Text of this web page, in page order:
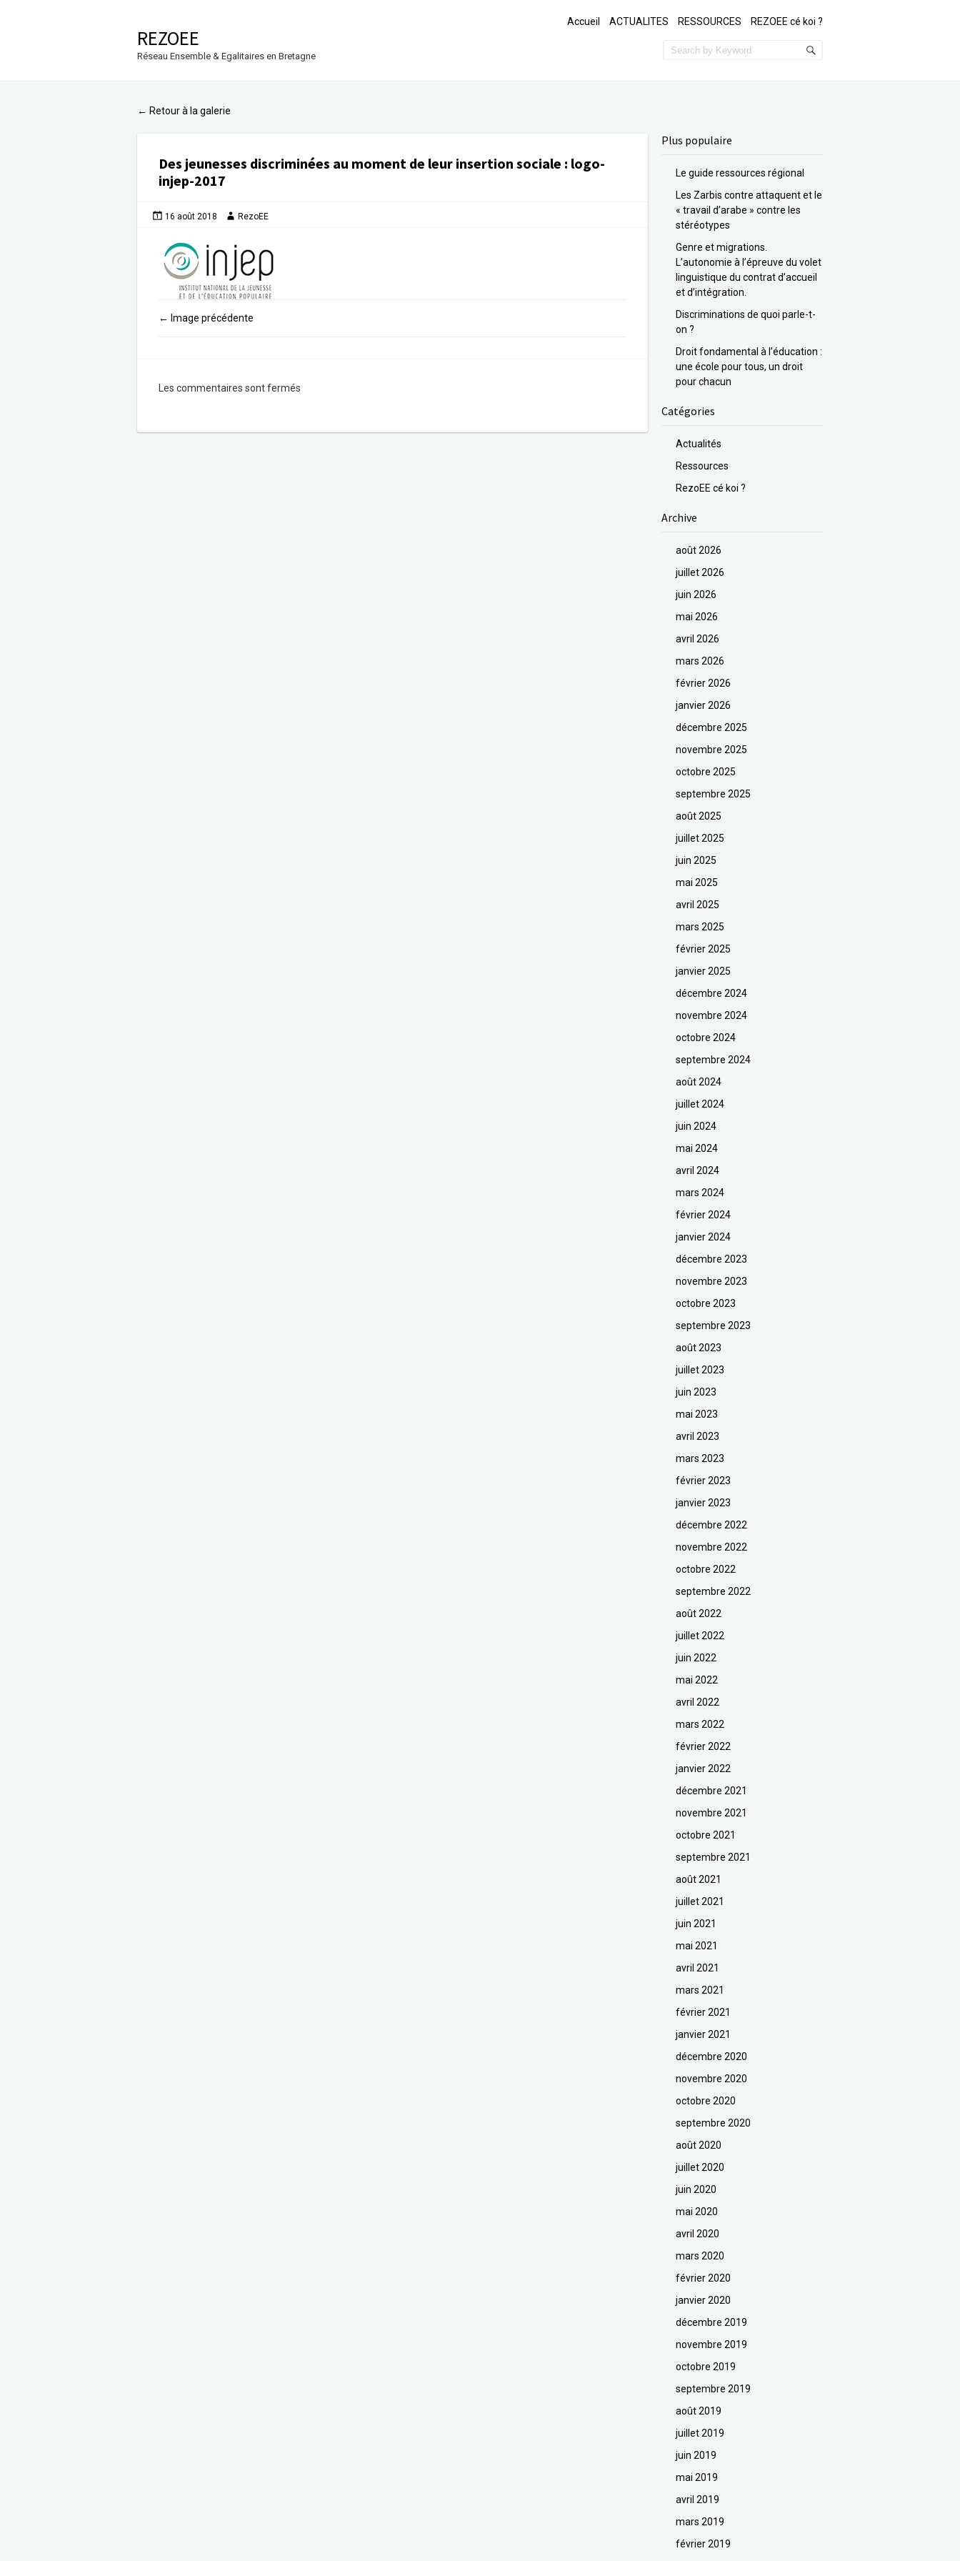
REZOEE
Réseau Ensemble & Egalitaires en Bretagne
Accueil ACTUALITES RESSOURCES REZOEE cé koi ?
← Retour à la galerie
Des jeunesses discriminées au moment de leur insertion sociale : logo-
injep-2017
16 août 2018 RezoEE
← Image précédente
Les commentaires sont fermés
Plus populaire
Le guide ressources régional
Les Zarbis contre attaquent et le
« travail d’arabe » contre les
stéréotypes
Genre et migrations.
L’autonomie à l’épreuve du volet
linguistique du contrat d’accueil
et d’intégration.
Discriminations de quoi parle-t-
on ?
Droit fondamental à l’éducation :
une école pour tous, un droit
pour chacun
Catégories
Actualités
Ressources
RezoEE cé koi ?
Archive
août 2026
juillet 2026
juin 2026
mai 2026
avril 2026
mars 2026
février 2026
janvier 2026
décembre 2025
novembre 2025
octobre 2025
septembre 2025
août 2025
juillet 2025
juin 2025
mai 2025
avril 2025
mars 2025
février 2025
janvier 2025
décembre 2024
novembre 2024
octobre 2024
septembre 2024
août 2024
juillet 2024
juin 2024
mai 2024
avril 2024
mars 2024
février 2024
janvier 2024
décembre 2023
novembre 2023
octobre 2023
septembre 2023
août 2023
juillet 2023
juin 2023
mai 2023
avril 2023
mars 2023
février 2023
janvier 2023
décembre 2022
novembre 2022
octobre 2022
septembre 2022
août 2022
juillet 2022
juin 2022
mai 2022
avril 2022
mars 2022
février 2022
janvier 2022
décembre 2021
novembre 2021
octobre 2021
septembre 2021
août 2021
juillet 2021
juin 2021
mai 2021
avril 2021
mars 2021
février 2021
janvier 2021
décembre 2020
novembre 2020
octobre 2020
septembre 2020
août 2020
juillet 2020
juin 2020
mai 2020
avril 2020
mars 2020
février 2020
janvier 2020
décembre 2019
novembre 2019
octobre 2019
septembre 2019
août 2019
juillet 2019
juin 2019
mai 2019
avril 2019
mars 2019
février 2019